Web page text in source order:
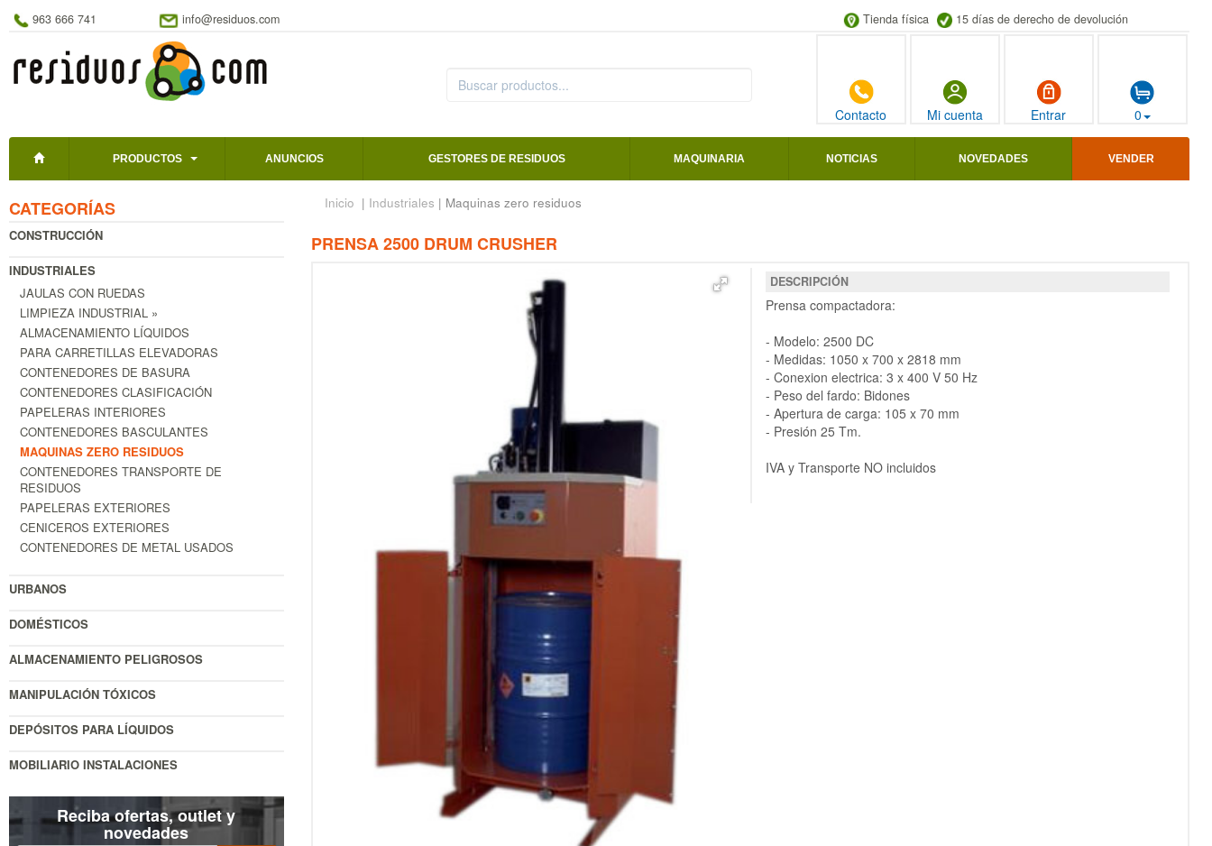
963 666 741 info@residuos.com Tienda física 15 días de derecho de devolución
Contacto Mi cuenta Entrar 0
PRODUCTOS ANUNCIOS GESTORES DE RESIDUOS MAQUINARIA NOTICIAS NOVEDADES VENDER
CATEGORÍAS
CONSTRUCCIÓN
INDUSTRIALES
JAULAS CON RUEDAS
LIMPIEZA INDUSTRIAL »
ALMACENAMIENTO LÍQUIDOS
PARA CARRETILLAS ELEVADORAS
CONTENEDORES DE BASURA
CONTENEDORES CLASIFICACIÓN
PAPELERAS INTERIORES
CONTENEDORES BASCULANTES
MAQUINAS ZERO RESIDUOS
CONTENEDORES TRANSPORTE DE
RESIDUOS
PAPELERAS EXTERIORES
CENICEROS EXTERIORES
CONTENEDORES DE METAL USADOS
URBANOS
DOMÉSTICOS
ALMACENAMIENTO PELIGROSOS
MANIPULACIÓN TÓXICOS
DEPÓSITOS PARA LÍQUIDOS
MOBILIARIO INSTALACIONES
Reciba ofertas, outlet y
novedades
Inicio | Industriales | Maquinas zero residuos
PRENSA 2500 DRUM CRUSHER
DESCRIPCIÓN
Prensa compactadora:
- Modelo: 2500 DC
- Medidas: 1050 x 700 x 2818 mm
- Conexion electrica: 3 x 400 V 50 Hz
- Peso del fardo: Bidones
- Apertura de carga: 105 x 70 mm
- Presión 25 Tm.
IVA y Transporte NO incluidos